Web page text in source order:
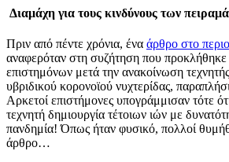
Διαμάχη για τους κινδύνους των
Πριν από πέντε χρόνια, ένα άρθρο στο
αναφερόταν στη συζήτηση που
επιστημόνων μετά την ανακοίνωση
υβριδικού κορονοϊού νυχτερίδας,
Αρκετοί επιστήμονες υπογράμμισαν τότε
τεχνητή δημιουργία τέτοιων ιών με
πανδημία! Όπως ήταν φυσικό, πολλοί
άρθρο…